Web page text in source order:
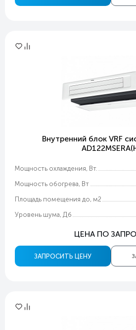
Внутренний блок VRF
Мощность охлаждения, Вт.
Мощность обогрева, Вт
Площадь помещения до, м2
Уровень шума, Дб
ЦЕНА ПО
ЗАПРОСИТЬ ЦЕНУ